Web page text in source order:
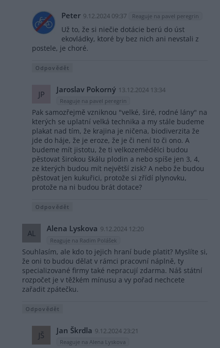
Peter 9.12.2024 09:37 Reaguje na pavel peregrin
Už to, že si niečie dotácie berú do úst
ekovládky, ktoré by bez nich ani nevstali z
postele, je choré.
Odpovědět
JP Jaroslav Pokorný 13.12.2024 13:34
Reaguje na pavel peregrin
Pak samozřejmě vzniknou "velké, širé, rodné lány" na
kterých se uplatní velká technika a my stále budeme
plakat nad tím, že krajina je ničena, biodiverzita že
jde do háje, že je eroze, že je či není to či ono. A
budeme mít jistotu, že ti velkozemědělci budou
pěstovat širokou škálu plodin a nebo spíše jen 3, 4,
ze kterých budou mít největší zisk? A nebo že budou
pěstovat jen kukuřici, protože si zřídí plynovku,
protože na ni budou brát dotace?
Odpovědět
AL Alena Lyskova 9.12.2024 12:20
Reaguje na Radim Polášek
Souhlasím, ale kdo to jejich hraní bude platit? Myslíte si,
že oni to budou dělat v rámci pracovní náplně, ty
specializované firmy také nepracují zdarma. Náš státní
rozpočet je v těžkém mínusu a vy pořad nechcete
zařadit zpátečku.
Odpovědět
JŠ Jan Škrdla 9.12.2024 23:21
Reaguje na Alena Lyskova